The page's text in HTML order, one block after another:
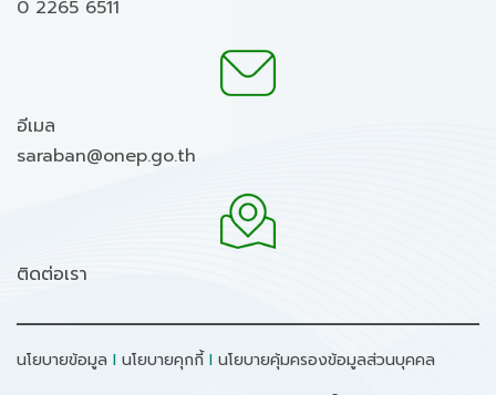
0 2265 6511
อีเมล
saraban@onep.go.th
ติดต่อเรา
นโยบายข้อมูล I นโยบายคุกกี้ I นโยบายคุ้มครองข้อมูลส่วนบุคคล